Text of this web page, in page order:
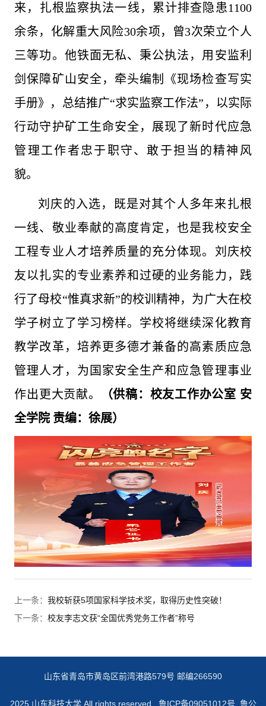
来，扎根监察执法一线，累计排查隐患1100
余条，化解重大风险30余项，曾3次荣立个人
三等功。他铁面无私、秉公执法，用安监利
剑保障矿山安全，牵头编制《现场检查写实
手册》，总结推广“求实监察工作法”，以实际
行动守护矿工生命安全，展现了新时代应急
管理工作者忠于职守、敢于担当的精神风
貌。
刘庆的入选，既是对其个人多年来扎根
一线、敬业奉献的高度肯定，也是我校安全
工程专业人才培养质量的充分体现。刘庆校
友以扎实的专业素养和过硬的业务能力，践
行了母校“惟真求新”的校训精神，为广大在校
学子树立了学习榜样。学校将继续深化教育
教学改革，培养更多德才兼备的高素质应急
管理人才，为国家安全生产和应急管理事业
作出更大贡献。
（供稿：校友工作办公室 安
全学院 责编：徐展）
上一条：我校斩获5项国家科学技术奖，取得历史性突破！
下一条：校友李志文获“全国优秀党务工作者”称号
山东省青岛市黄岛区前湾港路579号 邮编266590
2025 山东科技大学 All rights reserved. 鲁ICP备09051012号 鲁公